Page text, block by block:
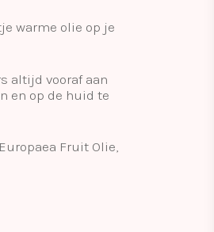
warme olie op je
altijd vooraf aan
en op de huid te
Fruit Olie,